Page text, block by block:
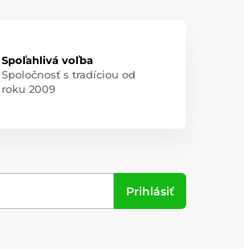
Spoľahlivá voľba
Spoločnosť s tradíciou od
roku 2009
Prihlásiť